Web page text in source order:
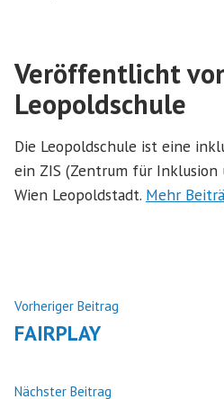
Veröffentlicht
Leopoldschule
Die Leopoldschule ist eine
ein ZIS (Zentrum für Inklusion
Wien Leopoldstadt. Mehr
Vorheriger Beitrag
FAIRPLAY
Nächster Beitrag